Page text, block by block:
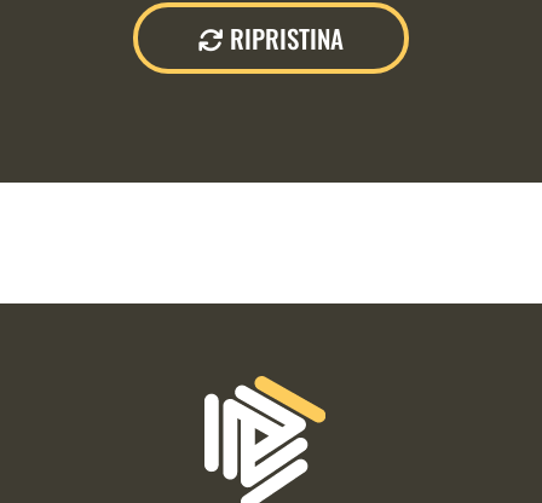
RIPRISTINA
Informazioni di contatto e link